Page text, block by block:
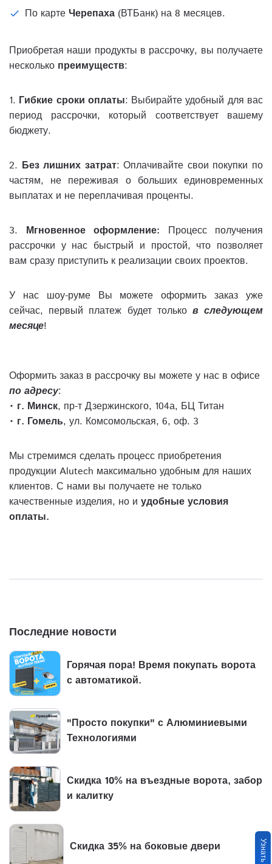
По карте Черепаха (ВТБанк) на 8 месяцев.
Приобретая наши продукты в рассрочку, вы получаете
несколько преимуществ:
1. Гибкие сроки оплаты: Выбирайте удобный для вас
период рассрочки, который соответствует вашему
бюджету.
2. Без лишних затрат: Оплачивайте свои покупки по
частям, не переживая о больших единовременных
выплатах и не переплачивая проценты.
3. Мгновенное оформление: Процесс получения
рассрочки у нас быстрый и простой, что позволяет
вам сразу приступить к реализации своих проектов.
У нас шоу-руме Вы можете оформить заказ уже
сейчас, первый платеж будет только в следующем
месяце!
Оформить заказ в рассрочку вы можете у нас в офисе
по адресу:
• г. Минск, пр-т Дзержинского, 104а, БЦ Титан
• г. Гомель, ул. Комсомольская, 6, оф. 3
Мы стремимся сделать процесс приобретения
продукции Alutech максимально удобным для наших
клиентов. С нами вы получаете не только
качественные изделия, но и удобные условия
оплаты.
Последние новости
Горячая пора! Время покупать ворота
с автоматикой.
"Просто покупки" с Алюминиевыми
Технологиями
Скидка 10% на въездные ворота, забор
и калитку
Скидка 35% на боковые двери